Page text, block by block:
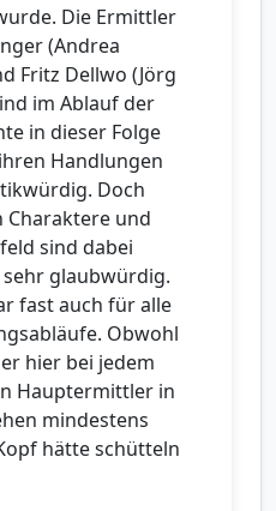
Die Ermittler
(Andrea
Fritz Dellwo (Jörg
im Ablauf der
in dieser Folge
Handlungen
Doch
Charaktere und
sind dabei
glaubwürdig.
fast auch für alle
Obwohl
hier bei jedem
Hauptermittler in
mindestens
hätte schütteln